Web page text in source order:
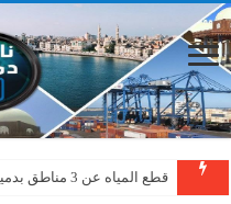
قطع المياه عن 3 مناطق بدمياط